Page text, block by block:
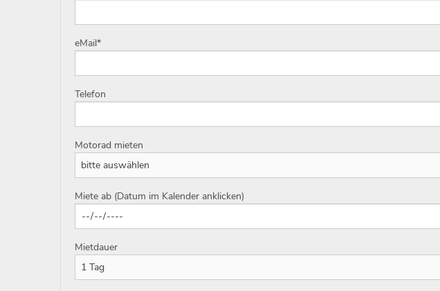
eMail*
Telefon
Motorad mieten
Miete ab (Datum im Kalender anklicken)
Mietdauer